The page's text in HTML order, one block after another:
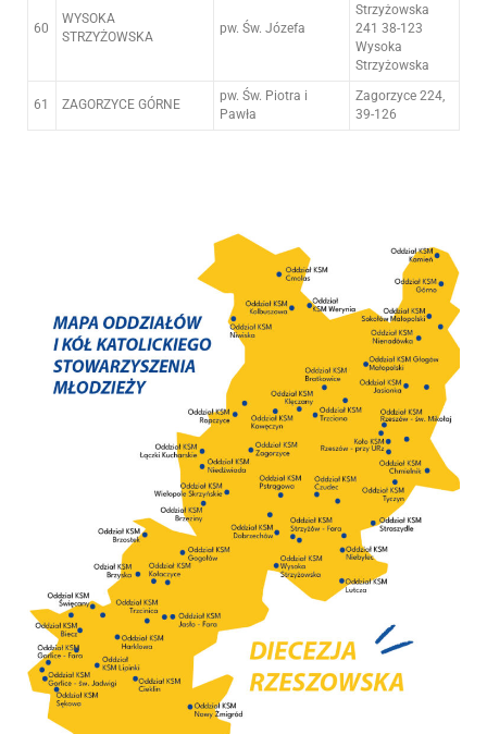
60
WYSOKA
STRZYŻOWSKA
pw. Św. Józefa
Strzyżowska
241 38-123
Wysoka
Strzyżowska
61 ZAGORZYCE GÓRNE
pw. Św. Piotra i
Pawła
Zagorzyce 224,
39-126